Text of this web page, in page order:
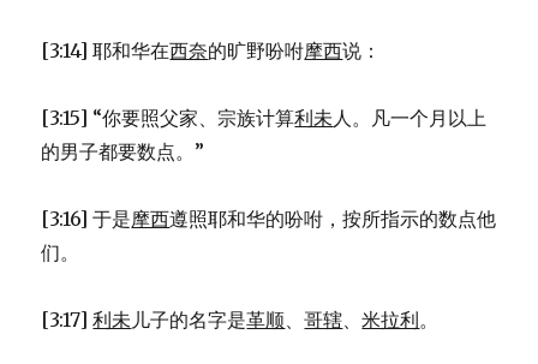
(EXO
27)
[3:14] 耶和华在西奈的旷野吩咐摩西说：
[3:15] “你要照父家、宗族计算利未人。凡一个月以上
的男子都要数点。”
[3:16] 于是摩西遵照耶和华的吩咐，按所指示的数点他
们。
[3:17]利未 儿子的名字是革顺、哥辖、米拉利。